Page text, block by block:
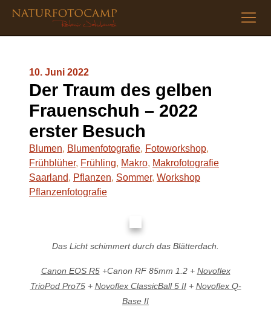
10. Juni 2022
Der Traum des gelben
Frauenschuh – 2022
erster Besuch
Blumen, Blumenfotografie, Fotoworkshop,
Frühblüher, Frühling, Makro, Makrofotografie
Saarland, Pflanzen, Sommer, Workshop
Pflanzenfotografie
Das Licht schimmert durch das Blätterdach.
Canon EOS R5+Canon RF 85mm 1.2 + Novoflex
TrioPod Pro75+ Novoflex ClassicBall 5 II+ Novoflex Q-
Base II